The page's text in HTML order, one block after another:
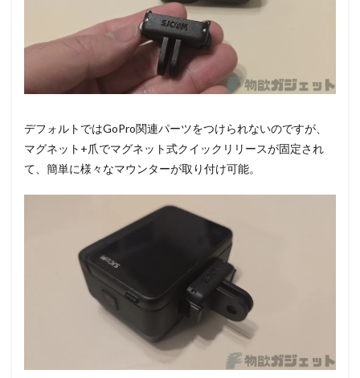
デフォルトではGoPro関連パーツをつけられないのですが、
マグネット+爪でマグネット式クイックリリースが固定され
て、簡単に様々なマウンターが取り付け可能。